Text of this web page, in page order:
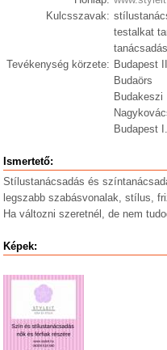
Kulcsszavak:
testalkat
tanácsadás
Tevékenység körzete: Budapest
Budaörs
Budakeszi
Budapest
Ismertető:
Stílustanácsadás és
legszabb szabásvonalak, stílus,
Ha változni szeretnél, de nem
Képek: